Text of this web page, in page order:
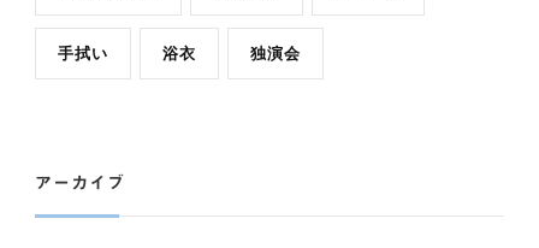
手拭い 浴衣 独演会
アーカイブ